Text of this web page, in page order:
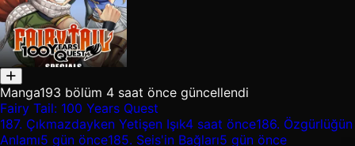
Manga193 bölüm 4 saat önce güncellendi
Fairy Tail: 100 Years Quest
187. Çıkmazdayken Yetişen Işık4 saat önce186. Özgürlüğün
Anlamı5 gün önce185. Seis'in Bağları5 gün önce